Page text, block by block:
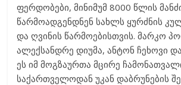
ფერდობები, მინიმუმ 8000 წლის
წარმოადგენდნენ სახლს ყურძნის
და ღვინის წარმოებისთვის. მარკო
ალექსანდრე დიუმა, ანტონ ჩეხოვი
ეს იმ მოგზაურთა მცირე
საქართველოდან უკან დაბრუნების